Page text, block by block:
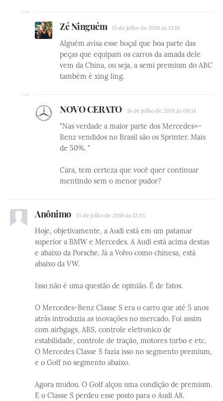
Zé Ninguém 15 de julho de 2019 às 13:19
Alguém avisa esse boçal que boa parte das
peças que equipam os carros da amada dele
vem da China, ou seja, a semi premium do ABC
também é xing ling.
NOVO CERATO 16 de julho de 2019 às 08:14
"Nas verdade a maior parte dos Mercedes=-
Benz vendidos no Brasil são os Sprinter. Mais
de 50%. "
Cara, tem certeza que você quer continuar
mentindo sem o menor pudor?
Anônimo 15 de julho de 2019 às 12:33
Hoje, objetivamente, a Audi está em um patamar
superior a BMW e Mercedes. A Audi está acima destas
e abaixo da Porsche. Já a Volvo como chinesa, está
abaixo da VW.
Isso não é uma questão de opinião. É de fatos.
O Mercedes-Benz Classe S era o carro que até 5 anos
atrás introduzia as inovações no mercado. Foi assim
com airbgags, ABS, controle eletronico de
estabilidade, controle de tração, motores turbo e etc.
O Mercedes Classe S fazia isso no segmento premium,
e o Golf no segmento abaixo.
Agora mudou. O Golf alçou uma condição de premium.
E o Classe S perdeu esse posto para o Audi A8.